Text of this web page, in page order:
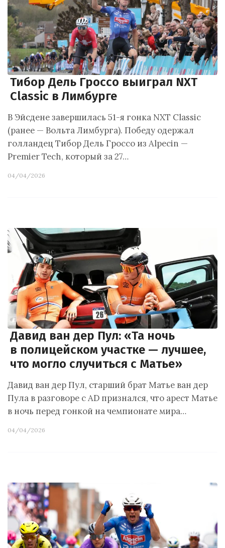
Тибор Дель Гроссо выиграл NXT
Classic в Лимбурге
В Эйсдене завершилась 51-я гонка NXT Classic
(ранее — Вольта Лимбурга). Победу одержал
голландец Тибор Дель Гроссо из Alpecin —
Premier Tech, который за 27…
04/04/2026
Давид ван дер Пул: «Та ночь
в полицейском участке — лучшее,
что могло случиться с Матье»
Давид ван дер Пул, старший брат Матье ван дер
Пула в разговоре с AD признался, что арест Матье
в ночь перед гонкой на чемпионате мира…
04/04/2026